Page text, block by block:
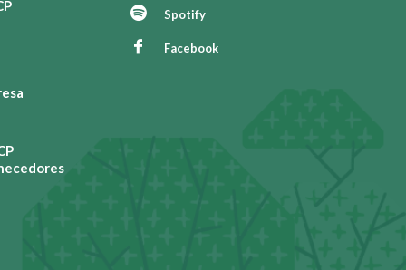
Spotify
Facebook